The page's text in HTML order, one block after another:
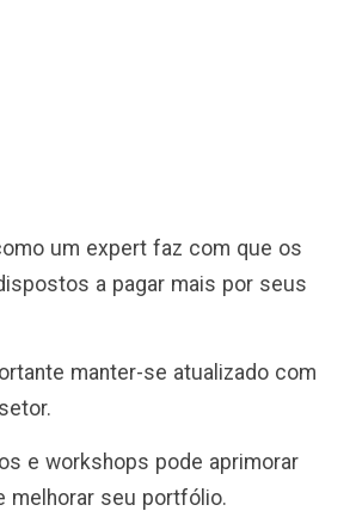
um expert faz com que os
a pagar mais por seus
manter-se atualizado com
e workshops pode aprimorar
melhorar seu portfólio.